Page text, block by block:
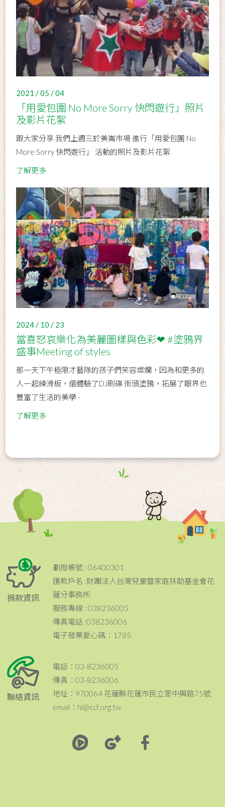
2021 / 05 / 04
「用愛包圍 No More Sorry 快閃遊行」照片
及影片花絮
跟大家分享 我們上週三於美崙市場 進行「用愛包圍 No
More Sorry 快閃遊行」 活動的照片及影片花絮
了解更多
2024 / 10 / 23
當喜怒哀樂化為美麗圖樣與色彩❤ #塗鴉界
盛事Meeting of styles
那一天下午極限才藝隊的孩子們笑容燦爛，因為和更多的
人一起練滑板，還體驗了DJ刷碟 街頭塗鴉，拓展了眼界也
豐富了生活的美學 -
了解更多
捐款資訊
劃撥帳號 : 06400301
匯款戶名 :財團法人台灣兒童暨家庭扶助基金會花
蓮分事務所
服務專線 : 038236005
傳真電話 :038236006
電子發票愛心碼：1785
聯絡資訊
電話：03-8236005
傳真：03-8236006
地址：970064 花蓮縣花蓮市民立里中興路75號
email：hl@ccf.org.tw